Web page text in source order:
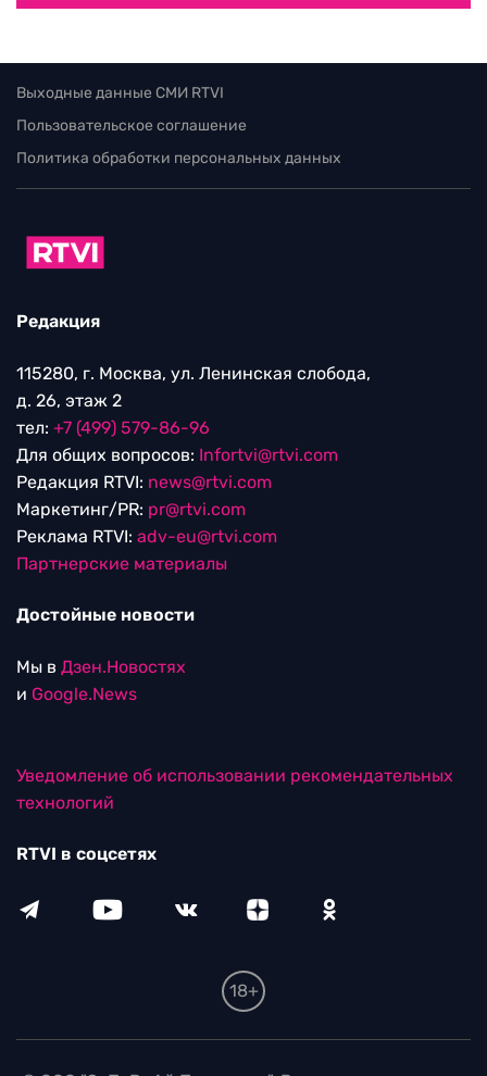
Выходные данные СМИ RTVI
Пользовательское соглашение
Политика обработки персональных данных
Редакция
115280, г. Москва, ул. Ленинская слобода,
д. 26, этаж 2
тел: +7 (499) 579-86-96
Для общих вопросов: Infortvi@rtvi.com
Редакция RTVI: news@rtvi.com
Маркетинг/PR: pr@rtvi.com
Реклама RTVI: adv-eu@rtvi.com
Партнерские материалы
Достойные новости
Мы в Дзен.Новостях
и Google.News
Уведомление об использовании рекомендательных
технологий
RTVI в соцсетях
18+